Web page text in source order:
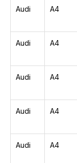
Audi A4
Audi A4
Audi A4
Audi A4
Audi A4